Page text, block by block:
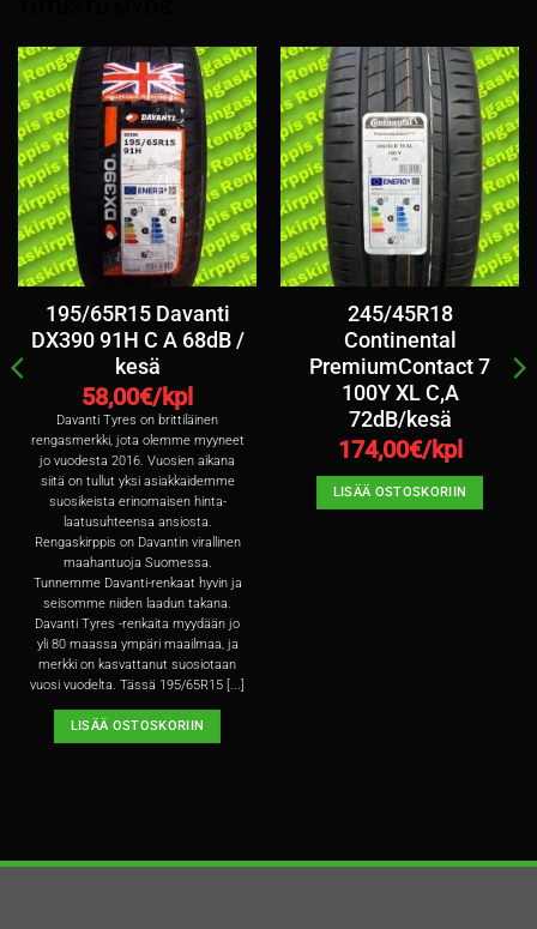
195/65R15 Davanti
DX390 91H C A 68dB /
kesä
58,00€/kpl
Davanti Tyres on brittiläinen
rengasmerkki, jota olemme myyneet
jo vuodesta 2016. Vuosien aikana
siitä on tullut yksi asiakkaidemme
suosikeista erinomaisen hinta-
laatusuhteensa ansiosta.
Rengaskirppis on Davantin virallinen
maahantuoja Suomessa.
Tunnemme Davanti-renkaat hyvin ja
seisomme niiden laadun takana.
Davanti Tyres -renkaita myydään jo
yli 80 maassa ympäri maailmaa, ja
merkki on kasvattanut suosiotaan
vuosi vuodelta. Tässä 195/65R15 [...]
LISÄÄ OSTOSKORIIN
245/45R18
Continental
PremiumContact 7
100Y XL C,A
72dB/kesä
174,00€/kpl
LISÄÄ OSTOSKORIIN